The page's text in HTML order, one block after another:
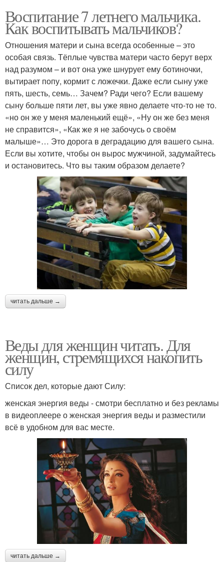
Воспитание 7 летнего мальчика.
Как воспитывать мальчиков?
Отношения матери и сына всегда особенные – это
особая связь. Тёплые чувства матери часто берут верх
над разумом – и вот она уже шнурует ему ботиночки,
вытирает попу, кормит с ложечки. Даже если сыну уже
пять, шесть, семь… Зачем? Ради чего? Если вашему
сыну больше пяти лет, вы уже явно делаете что-то не то.
«но он же у меня маленький ещё», «Ну он же без меня
не справится», «Как же я не забочусь о своём
малыше»… Это дорога в деградацию для вашего сына.
Если вы хотите, чтобы он вырос мужчиной, задумайтесь
и остановитесь. Что вы таким образом делаете?
читать дальше →
Веды для женщин читать. Для
женщин, стремящихся накопить
силу
Список дел, которые дают Силу:
женская энергия веды - смотри бесплатно и без рекламы
в видеоплеере о женская энергия веды и разместили
всё в удобном для вас месте.
читать дальше →